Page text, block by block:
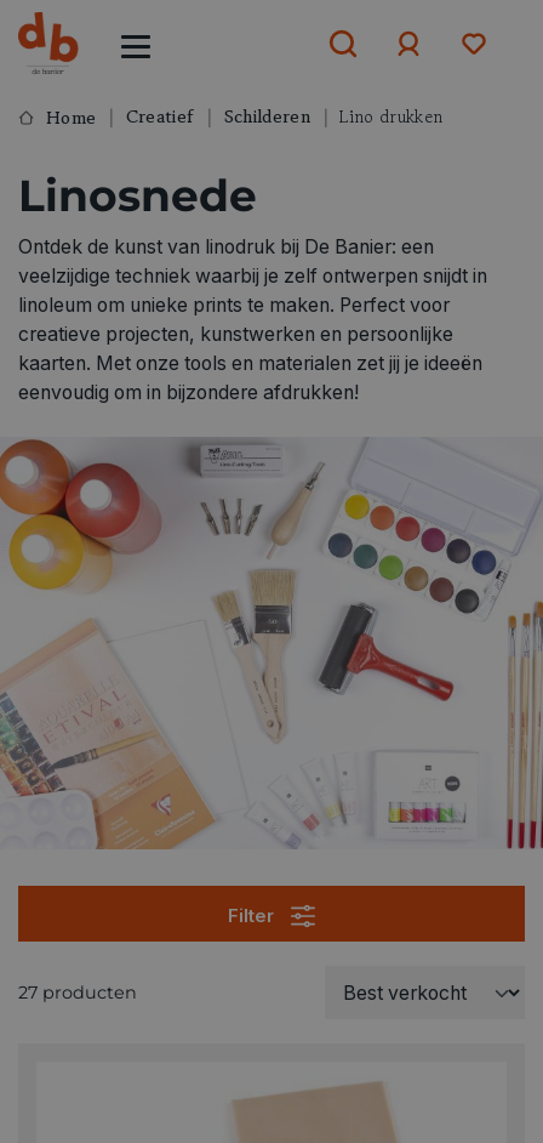
of
Home Creatief Schilderen Lino drukken
Linosnede
Ontdek de kunst van linodruk bij De Banier: een
veelzijdige techniek waarbij je zelf ontwerpen snijdt in
linoleum om unieke prints te maken. Perfect voor
creatieve projecten, kunstwerken en persoonlijke
kaarten. Met onze tools en materialen zet jij je ideeën
eenvoudig om in bijzondere afdrukken!
Filter
27 producten